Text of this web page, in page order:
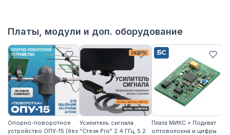
Платы, модули и доп. оборудование
Опорно-поворотное
устройство ОПУ-15 (без
Усилитель сигнала
"Стезя Pro" 2.4 ГГц, 5.2
Плата МИКС + Подхват
оптоволокна и цифры